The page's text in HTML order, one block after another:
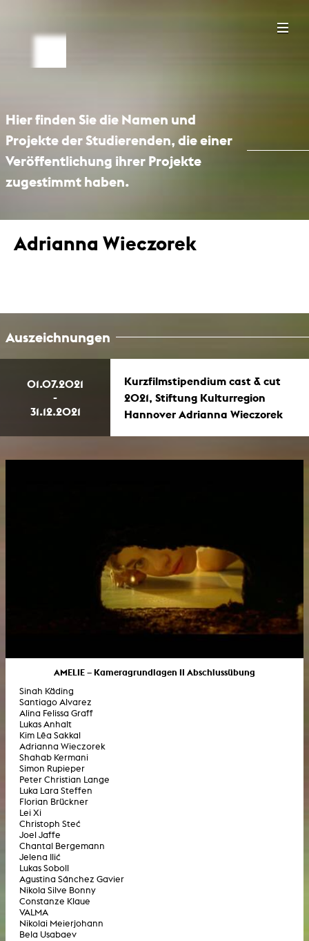
Hier finden Sie die Namen und
Projekte der Studierenden, die einer
Veröffentlichung ihrer Projekte
zugestimmt haben.
Adrianna Wieczorek
Auszeichnungen
01.07.2021
-
31.12.2021
Kurzfilmstipendium cast & cut
2021, Stiftung Kulturregion
Hannover Adrianna Wieczorek
AMELIE – Kameragrundlagen II Abschlussübung
Sinah Käding
Santiago Alvarez
Alina Felissa Graff
Lukas Anhalt
Kim Lêa Sakkal
Adrianna Wieczorek
Shahab Kermani
Simon Rupieper
Peter Christian Lange
Luka Lara Steffen
Florian Brückner
Lei Xi
Christoph Steć
Joel Jaffe
Chantal Bergemann
Jelena Ilić
Lukas Soboll
Agustina Sánchez Gavier
Nikola Silve Bonny
Constanze Klaue
VALMA
Nikolai Meierjohann
Bela Usabaev